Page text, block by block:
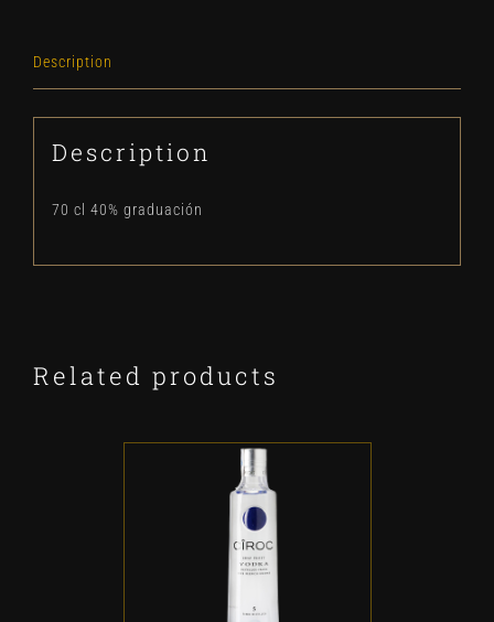
Description
Description
70 cl 40% graduación
Related products
ADD TO CART /